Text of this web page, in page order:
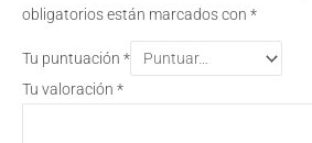
obligatorios están marcados con *
Tu puntuación *
Tu valoración *